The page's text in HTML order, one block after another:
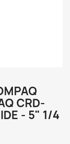
CRD-
- 5" 1/4